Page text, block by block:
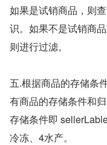
如果是试销商品，则
识。如果不是试销商
则进⾏过滤。
五.根据商品的存储条
有商品的存储条件和
存储条件即
冷冻、4⽔产。